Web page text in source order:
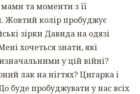
мами та моменти з її
Жовтий колір пробуджує
зірки Давида на одязі
хочеться знати, які
у цій війні?
лак на нігтях? Цигарка і
буде пробуджувати у нас всіх